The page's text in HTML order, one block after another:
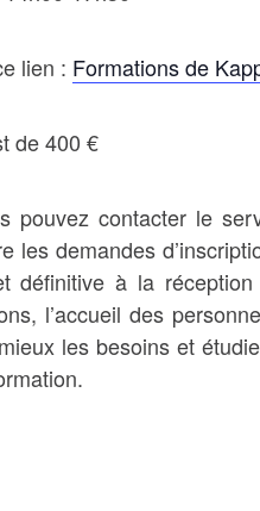
lien : Formations de
de 400 €
pouvez contacter le
les demandes
définitive à la
l’accueil des
les besoins et